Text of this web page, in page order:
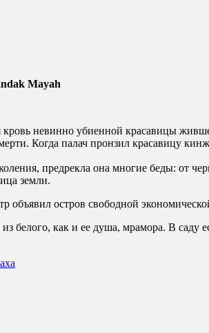
Mayah
кровь невинно убиенной красавицы
Когда палач пронзил красавицу
предрекла она многие беды: от
земли.
объявил остров свободной
белого, как и ее душа, мрамора. В